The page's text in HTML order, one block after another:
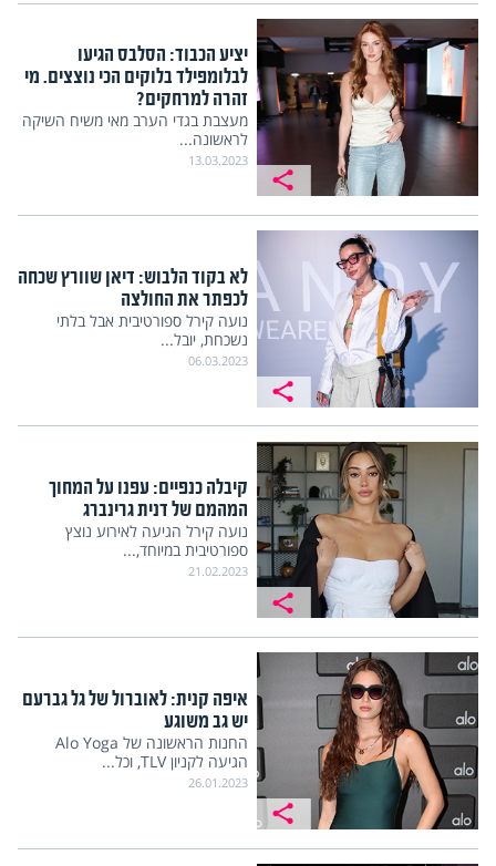
יציע הכבוד: הסלבס הגיעו
לבלומפילד בלוקים הכי נוצצים. מי
זהרה למרחקים?
מעצבת בגדי הערב מאי משיח השיקה
לראשונה...
13.03.2023
לא בקוד הלבוש: דיאן שוורץ שכחה
לכפתר את החולצה
נועה קירל ספורטיבית אבל בלתי
נשכחת, יובל...
06.03.2023
קיבלה כנפיים: עפנו על המחוך
המהמם של דנית גרינברג
נועה קירל הגיעה לאירוע נוצץ
ספורטיבית במיוחד,...
21.02.2023
איפה קנית: לאוברול של גל גברעם
יש גב משוגע
החנות הראשונה של Alo Yoga
הגיעה לקניון TLV, וכל...
26.01.2023